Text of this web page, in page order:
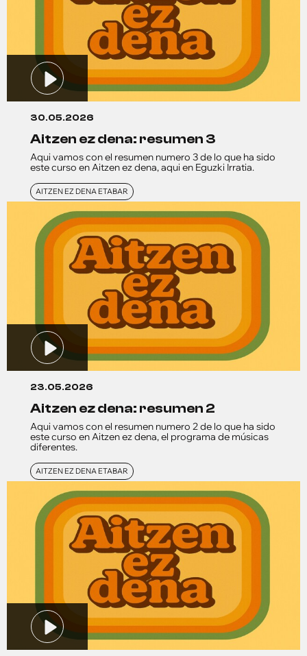
30.05.2026
aitzen ez dena: resumen 3
Aqui vamos con el resumen numero 3 de lo que ha sido
este curso en Aitzen ez dena, aqui en Eguzki Irratia.
AITZEN EZ DENA ETABAR
23.05.2026
aitzen ez dena: resumen 2
Aqui vamos con el resumen numero 2 de lo que ha sido
este curso en Aitzen ez dena, el programa de músicas
diferentes.
AITZEN EZ DENA ETABAR